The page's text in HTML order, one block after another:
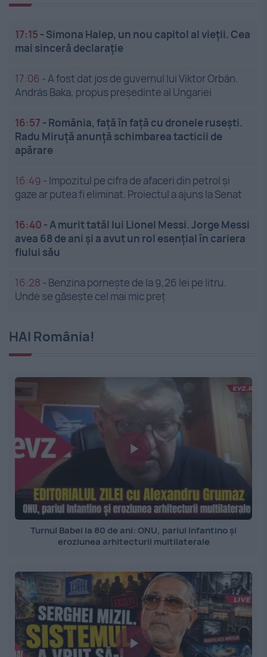
17:15 - Simona Halep, un nou capitol al vieții. Cea
mai sinceră declarație
17:06 -A fost dat jos de guvernul lui Viktor Orbán.
András Baka, propus președinte al Ungariei
16:57 - România, față în față cu dronele rusești.
Radu Miruță anunță schimbarea tacticii de
apărare
16:49 - Impozitul pe cifra de afaceri din petrol și
gaze ar putea fi eliminat. Proiectul a ajuns la Senat
16:40 -A murit tatăl lui Lionel Messi. Jorge Messi
avea 68 de ani și a avut un rol esențial în cariera
fiului său
16:28 - Benzina pornește de la 9,26 lei pe litru.
Unde se găsește cel mai mic preț
HAI România!
Turnul Babel la 80 de ani: ONU, pariul Infantino și
eroziunea arhitecturii multilaterale